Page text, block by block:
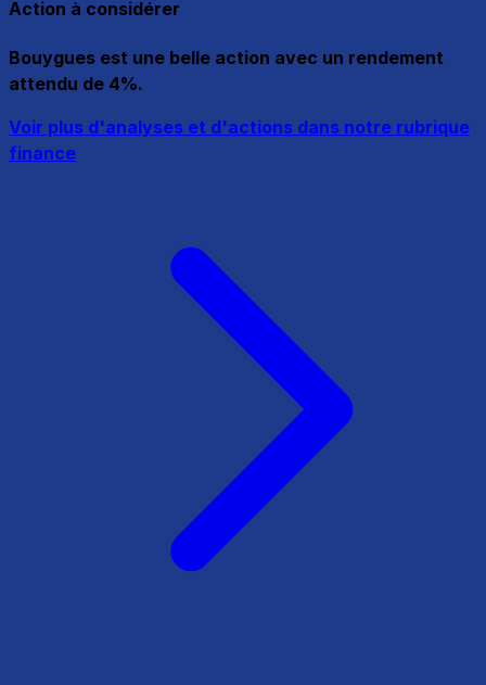
Action à considérer
Bouygues est une belle action avec un rendement
attendu de 4%.
Voir plus d'analyses et d'actions dans notre rubrique
finance